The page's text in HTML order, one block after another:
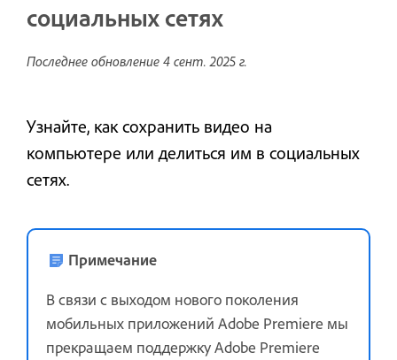
социальных сетях
Последнее обновление 4 сент. 2025 г.
Узнайте, как сохранить видео на
компьютере или делиться им в социальных
сетях.
Примечание
В связи с выходом нового поколения
мобильных приложений Adobe Premiere мы
прекращаем поддержку Adobe Premiere